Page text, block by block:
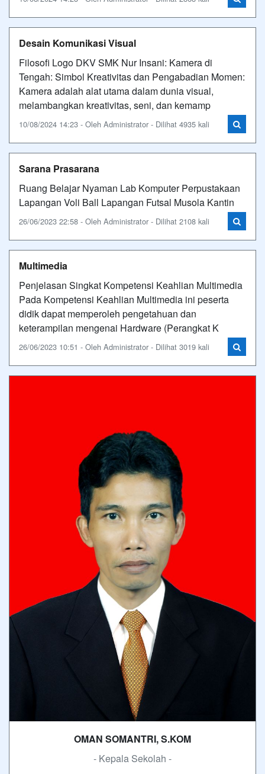
Desain Komunikasi Visual
Filosofi Logo DKV SMK Nur Insani: Kamera di
Tengah: Simbol Kreativitas dan Pengabadian Momen:
Kamera adalah alat utama dalam dunia visual,
melambangkan kreativitas, seni, dan kemamp
10/08/2024 14:23 - Oleh Administrator - Dilihat 4935 kali
Sarana Prasarana
Ruang Belajar Nyaman Lab Komputer Perpustakaan
Lapangan Voli Ball Lapangan Futsal Musola Kantin
26/06/2023 22:58 - Oleh Administrator - Dilihat 2108 kali
Multimedia
Penjelasan Singkat Kompetensi Keahlian Multimedia
Pada Kompetensi Keahlian Multimedia ini peserta
didik dapat memperoleh pengetahuan dan
keterampilan mengenai Hardware (Perangkat K
26/06/2023 10:51 - Oleh Administrator - Dilihat 3019 kali
OMAN SOMANTRI, S.KOM
- Kepala Sekolah -